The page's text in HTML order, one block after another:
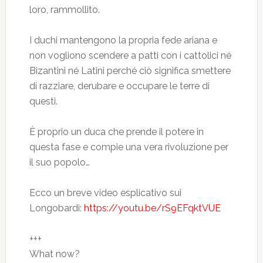
loro, rammollito.
I duchi mantengono la propria fede ariana e
non vogliono scendere a patti con i cattolici né
Bizantini né Latini perché ciò significa smettere
di razziare, derubare e occupare le terre di
questi.
È proprio un duca che prende il potere in
questa fase e compie una vera rivoluzione per
il suo popolo…
Ecco un breve video esplicativo sui
Longobardi: https://youtu.be/rS9EFqktVUE
+++
What now?